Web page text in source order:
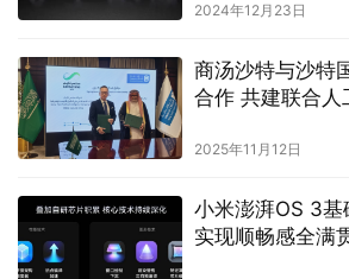
2024年12月23日
商汤沙特与沙特
合作 共建联合人
2025年11月12日
小米澎湃OS 3基
实现顺畅感全满